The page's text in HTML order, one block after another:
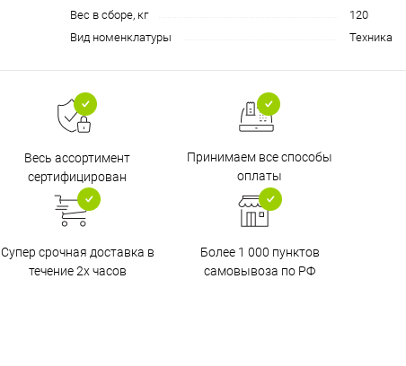
Вес в сборе, кг
120
Вид номенклатуры
Техника
Весь ассортимент
сертифицирован
Принимаем все способы
оплаты
Супер срочная доставка в
течение 2х часов
Более 1 000 пунктов
самовывоза по РФ